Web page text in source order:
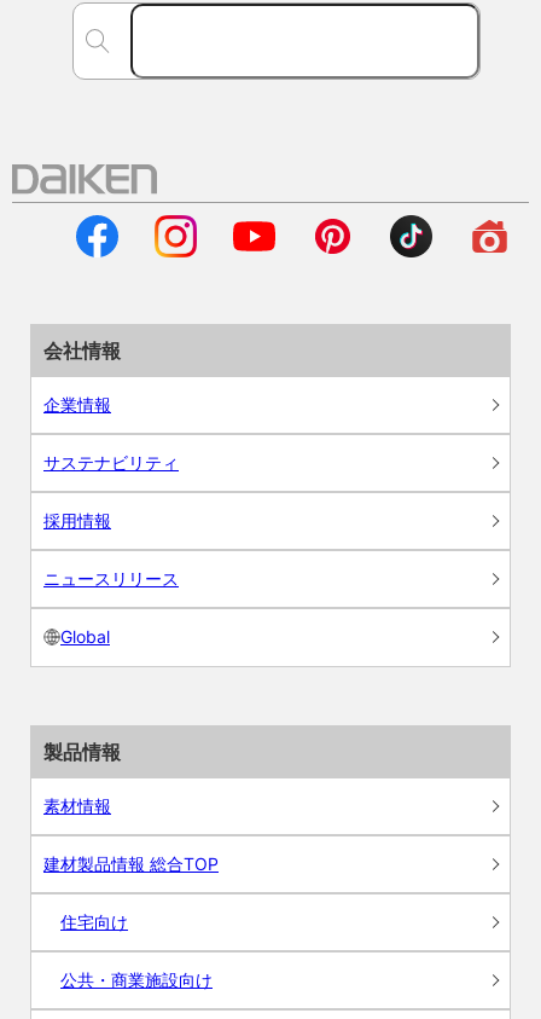
会社情報
企業情報
サステナビリティ
採用情報
ニュースリリース
Global
製品情報
素材情報
建材製品情報 総合TOP
住宅向け
公共・商業施設向け